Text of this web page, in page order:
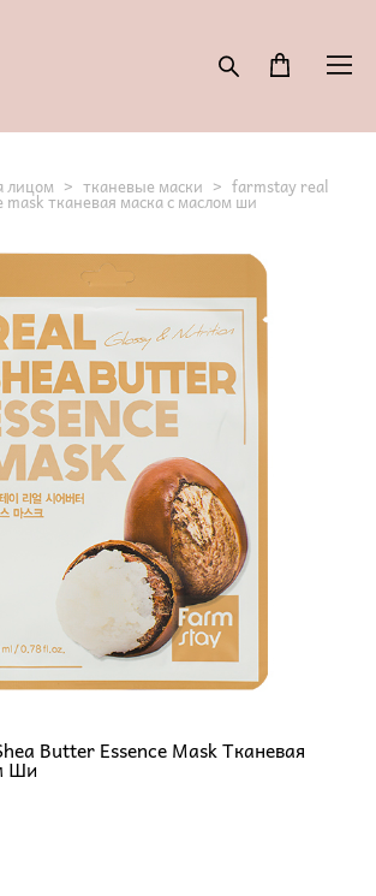
лицом > тканевые маски > farmstay real
тканевая маска с маслом ши
Butter Essence Mask Тканевая
Ши